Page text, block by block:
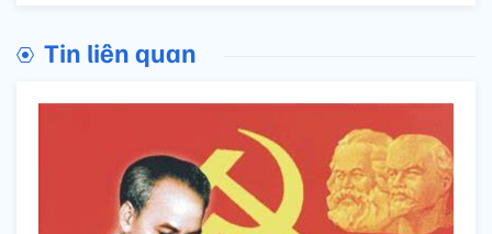
Tin liên quan